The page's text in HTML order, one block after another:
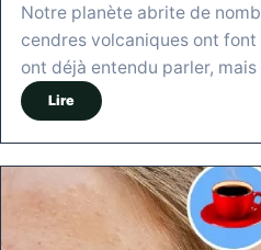
Notre planète abrite de
cendres volcaniques ont
ont déjà entendu parler,
Lire